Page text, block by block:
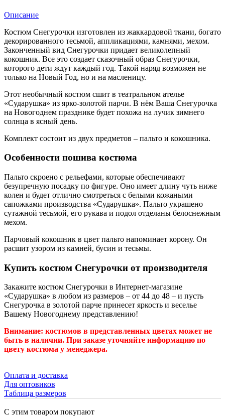
Описание
Костюм Снегурочки изготовлен из жаккардовой ткани, богато
декорированного тесьмой, аппликациями, камнями, мехом.
Законченный вид Снегурочки придает великолепный
кокошник. Все это создает сказочный образ Снегурочки,
которого дети ждут каждый год. Такой наряд возможен не
только на Новый Год, но и на масленицу.
Этот необычный костюм сшит в театральном ателье
«Сударушка» из ярко-золотой парчи. В нём Ваша Снегурочка
на Новогоднем празднике будет похожа на лучик зимнего
солнца в ясный день.
Комплект состоит из двух предметов – пальто и кокошника.
Особенности пошива костюма
Пальто скроено с рельефами, которые обеспечивают
безупречную посадку по фигуре. Оно имеет длину чуть ниже
колен и будет отлично смотреться с белыми кожаными
сапожками производства «Сударушка». Пальто украшено
сутажной тесьмой, его рукава и подол отделаны белоснежным
мехом.
Парчовый кокошник в цвет пальто напоминает корону. Он
расшит узором из камней, бусин и тесьмы.
Купить костюм Снегурочки от производителя
Закажите костюм Снегурочки в Интернет-магазине
«Сударушка» в любом из размеров – от 44 до 48 – и пусть
Снегурочка в золотой парче принесет яркость и веселье
Вашему Новогоднему представлению!
Внимание: костюмов в представленных цветах может не
быть в наличии. При заказе уточняйте информацию по
цвету костюма у менеджера.
Оплата и доставка
Для оптовиков
Таблица размеров
С этим товаром покупают